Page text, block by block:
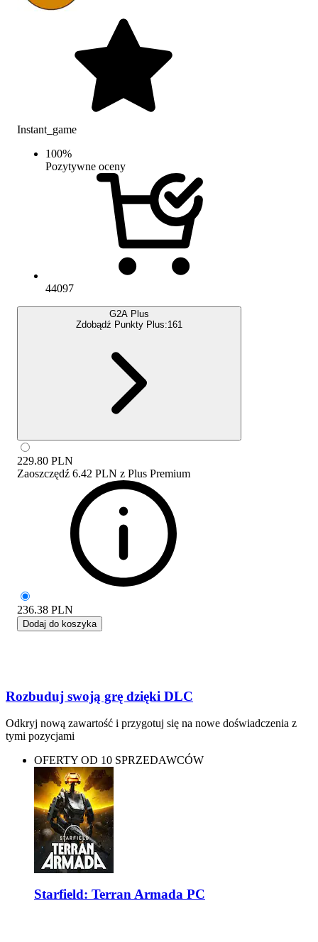
Instant_game
100%
Pozytywne oceny
44097
G2A Plus
Zdobądź Punkty Plus:161
229.80 PLN
Zaoszczędź 6.42 PLN z Plus Premium
236.38 PLN
Dodaj do koszyka
Rozbuduj swoją grę dzięki DLC
Odkryj nową zawartość i przygotuj się na nowe doświadczenia z
tymi pozycjami
OFERTY OD 10 SPRZEDAWCÓW
Starfield: Terran Armada PC